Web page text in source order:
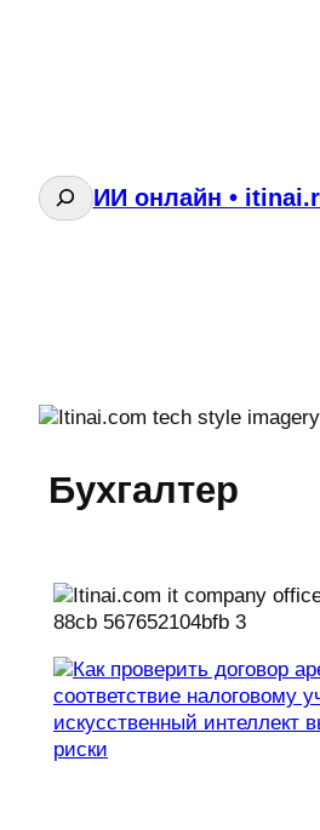
ПоискИИ онлайн •
Бухгалтер